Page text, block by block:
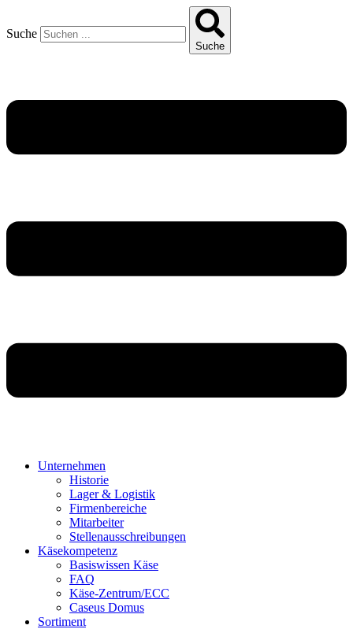
Suche
Suche
Unternehmen
Historie
Lager & Logistik
Firmenbereiche
Mitarbeiter
Stellenausschreibungen
Käsekompetenz
Basiswissen Käse
FAQ
Käse-Zentrum/ECC
Caseus Domus
Sortiment